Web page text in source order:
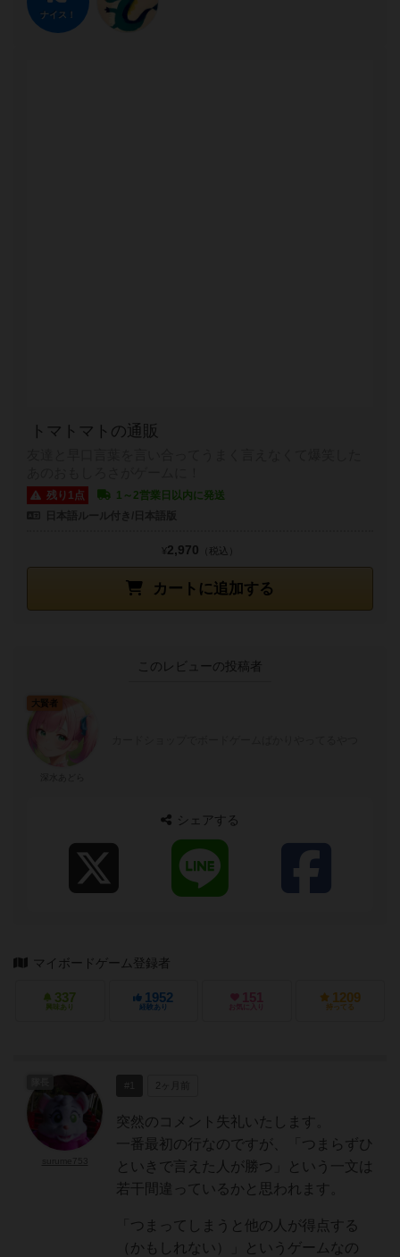
ナイス！
トマトマトの通販
残り1点
1～2営業日以内に発送
カートに追加する
¥2,970 （税込）
このレビューの投稿者
大賢者
シェアする
マイボードゲーム登録者
337
興味あり
1952
経験あり
151
お気に入り
1209
持ってる
2ヶ月前
突然のコメント失礼いたします。
一番最初の行なのですが、「つまらずひ
といきで言えた人が勝つ」という一文は
若干間違っているかと思われます。
「つまってしまうと他の人が得点する
（かもしれない）」というゲームなの